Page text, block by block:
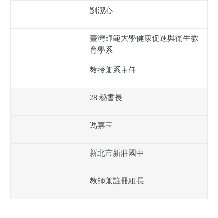
劉潔心
臺灣師範大學健康促進與衛生教
育學系
教授兼系主任
28 秘書長
馮嘉玉
新北市新莊國中
教師兼註冊組長